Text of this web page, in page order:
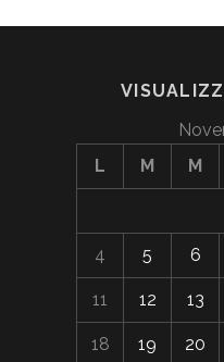
L
M M
4 5 6
11 12 13
18 19 20